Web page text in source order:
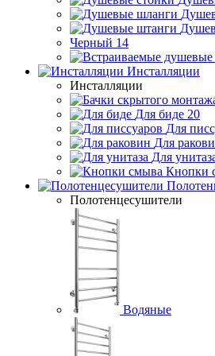
Черный 14
Инсталляции
Инсталляции
Для биде 20
Для
Для
Для
Кнопки
Полотенцесушители
Водяные